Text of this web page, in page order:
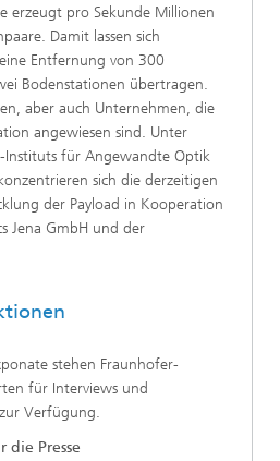
erzeugt pro Sekunde Millionen
Damit lassen sich
Entfernung von 300
Bodenstationen übertragen.
aber auch Unternehmen, die
angewiesen sind. Unter
Instituts für Angewandte Optik
sich die derzeitigen
der Payload in Kooperation
Jena GmbH und der
stehen Fraunhofer-
für Interviews und
Verfügung.
die Presse